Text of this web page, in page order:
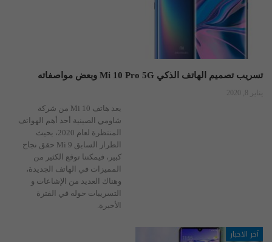
تسريب تصميم الهاتف الذكي Mi 10 Pro 5G وبعض مواصفاته
يناير 8, 2020
يعد هاتف Mi 10 من شركة
شاومي الصينية أحد أهم الهواتف
المنتظرة لعام 2020، بحيث
الطراز السابق Mi 9 حقق نجاح
كبير، فيمكننا توقع الكثير من
المميزات في الهاتف الجديدة،
وهناك العديد من الإشاعات و
التسريبات حوله في الفترة
الأخيرة.
آخر الاخبار